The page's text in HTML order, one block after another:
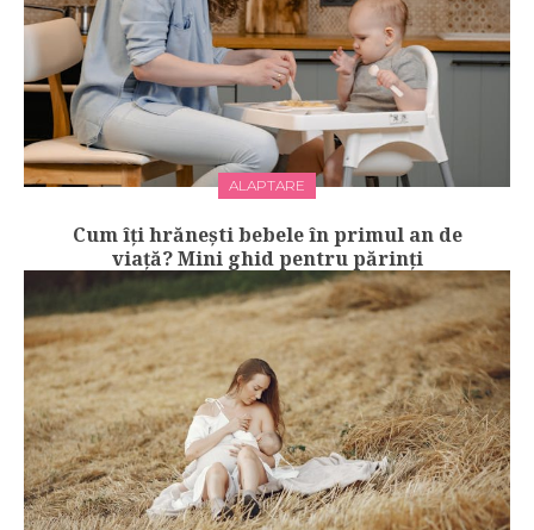
ALAPTARE
Cum îți hrănești bebele în primul an de
viață? Mini ghid pentru părinți